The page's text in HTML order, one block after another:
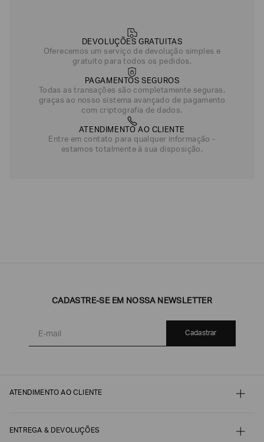
DEVOLUÇÕES GRATUITAS
Oferecemos um serviço de devolução simples e
gratuito para todos os pedidos.
PAGAMENTOS SEGUROS
Todas as transações são completamente seguras,
graças ao nosso sistema avançado de pagamento
com criptografia de dados.
ATENDIMENTO AO CLIENTE
Entre em contato para qualquer informação -
estamos totalmente à sua disposição.
CADASTRE-SE EM NOSSA NEWSLETTER
Cadastrar
ATENDIMENTO AO CLIENTE
Minha conta
ENTREGA & DEVOLUÇÕES